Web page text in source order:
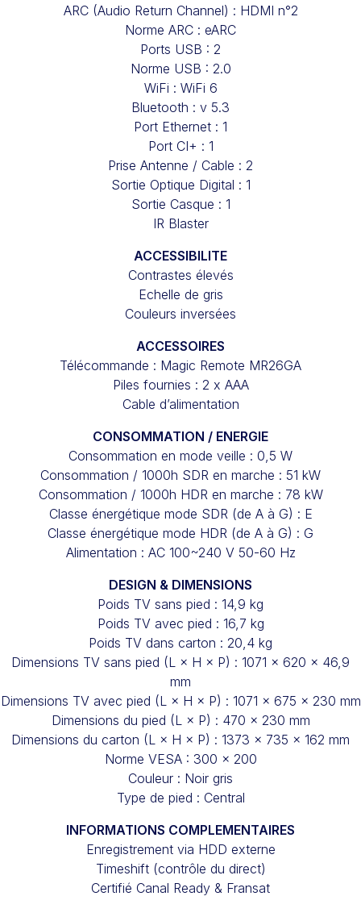
ARC (Audio Return Channel) : HDMI n°2
Norme ARC : eARC
Ports USB : 2
Norme USB : 2.0
WiFi : WiFi 6
Bluetooth : v 5.3
Port Ethernet : 1
Port CI+ : 1
Prise Antenne / Cable : 2
Sortie Optique Digital : 1
Sortie Casque : 1
IR Blaster
ACCESSIBILITE
Contrastes élevés
Echelle de gris
Couleurs inversées
ACCESSOIRES
Télécommande : Magic Remote MR26GA
Piles fournies : 2 x AAA
Cable d’alimentation
CONSOMMATION / ENERGIE
Consommation en mode veille : 0,5 W
Consommation / 1000h SDR en marche : 51 kW
Consommation / 1000h HDR en marche : 78 kW
Classe énergétique mode SDR (de A à G) : E
Classe énergétique mode HDR (de A à G) : G
Alimentation : AC 100~240 V 50-60 Hz
DESIGN & DIMENSIONS
Poids TV sans pied : 14,9 kg
Poids TV avec pied : 16,7 kg
Poids TV dans carton : 20,4 kg
Dimensions TV sans pied (L × H × P) : 1071 x 620 x 46,9
mm
Dimensions TV avec pied (L × H × P) : 1071 x 675 x 230 mm
Dimensions du pied (L × P) : 470 x 230 mm
Dimensions du carton (L × H × P) : 1373 x 735 x 162 mm
Norme VESA : 300 x 200
Couleur : Noir gris
Type de pied : Central
INFORMATIONS COMPLEMENTAIRES
Enregistrement via HDD externe
Timeshift (contrôle du direct)
Certifié Canal Ready & Fransat